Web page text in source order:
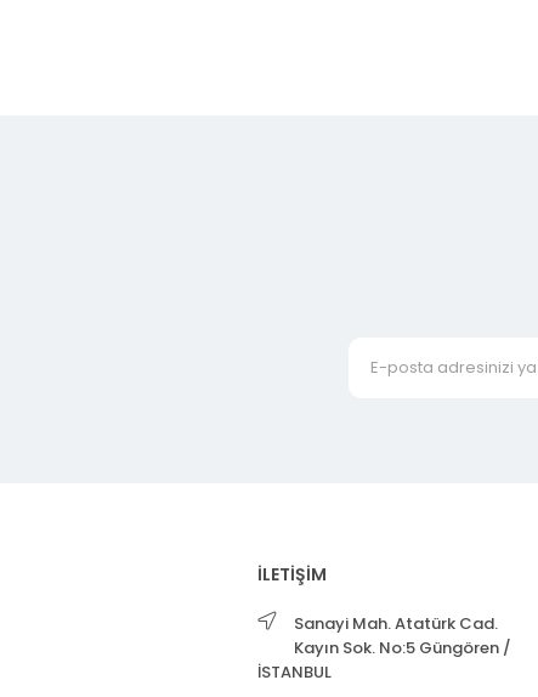
İLETİŞİM
Sanayi Mah. Atatürk Cad.
Kayın Sok. No:5 Güngören /
İSTANBUL